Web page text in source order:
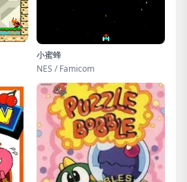
小蜜蜂
NES / Famicom